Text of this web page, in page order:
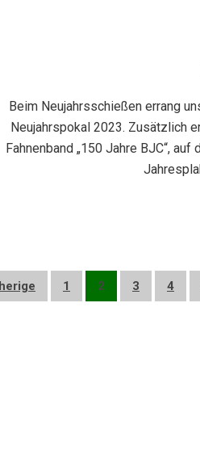
Beim Neujahrsschießen errang
Neujahrspokal 2023. Zusätzlich
Fahnenband „150 Jahre BJC“,
1 2 3 4